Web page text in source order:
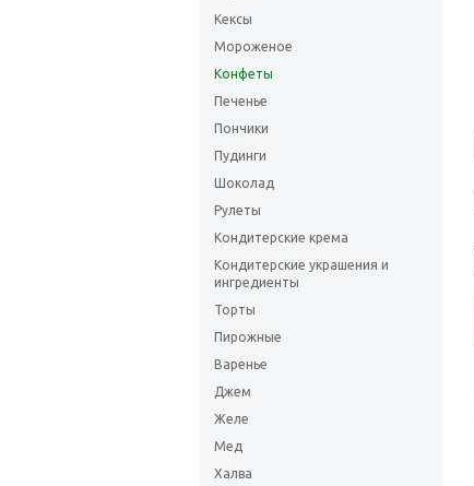
Кексы
Мороженое
Конфеты
Печенье
Пончики
Пудинги
Шоколад
Рулеты
Кондитерские крема
Кондитерские украшения и
ингредиенты
Торты
Пирожные
Варенье
Джем
Желе
Мед
Халва